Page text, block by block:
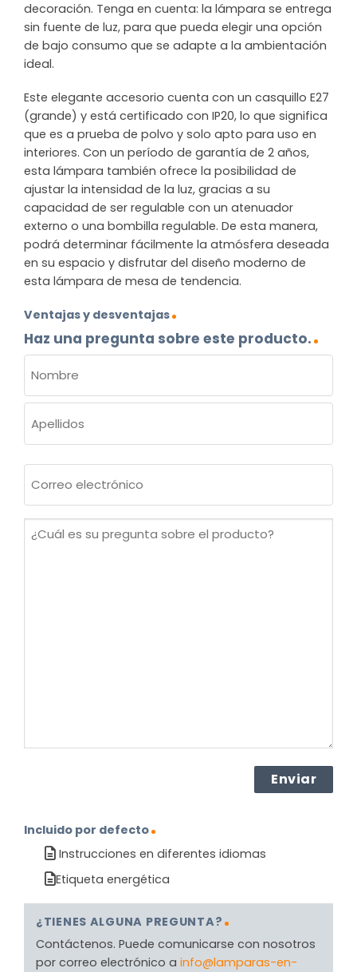
decoración. Tenga en cuenta: la lámpara se entrega
sin fuente de luz, para que pueda elegir una opción
de bajo consumo que se adapte a la ambientación
ideal.
Este elegante accesorio cuenta con un casquillo E27
(grande) y está certificado con IP20, lo que significa
que es a prueba de polvo y solo apto para uso en
interiores. Con un período de garantía de 2 años,
esta lámpara también ofrece la posibilidad de
ajustar la intensidad de la luz, gracias a su
capacidad de ser regulable con un atenuador
externo o una bombilla regulable. De esta manera,
podrá determinar fácilmente la atmósfera deseada
en su espacio y disfrutar del diseño moderno de
esta lámpara de mesa de tendencia.
Ventajas y desventajas
Haz una pregunta sobre este producto.
(OBLIGATORIO)
Nombre
electrónico
¿Cuál
Incluido por defecto
Instrucciones en diferentes idiomas
Etiqueta energética
¿TIENES ALGUNA PREGUNTA?
Contáctenos. Puede comunicarse con nosotros
por correo electrónico a info@lamparas-en-